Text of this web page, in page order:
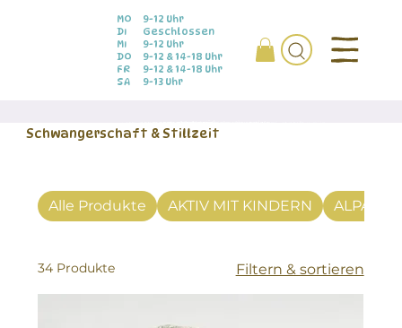
MO
DI
MI
DO
FR
SA
9-12 Uhr
Geschlossen
9-12 Uhr
9-12 & 14-18 Uhr
9-12 & 14-18 Uhr
9-13 Uhr
Schwangerschaft & Stillzeit
Alle Produkte AKTIV MIT KINDERN ALPAKA
34 Produkte Filtern & sortieren